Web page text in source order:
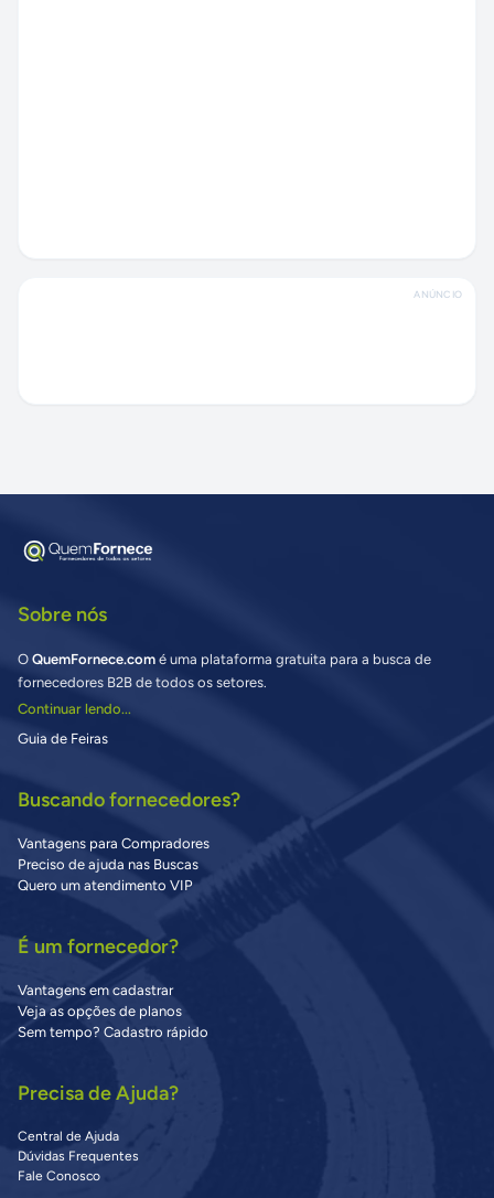
ANÚNCIO
Sobre nós
O QuemFornece.com é uma plataforma gratuita para a busca de
fornecedores B2B de todos os setores.
Continuar lendo...
Guia de Feiras
Buscando fornecedores?
Vantagens para Compradores
Preciso de ajuda nas Buscas
Quero um atendimento VIP
É um fornecedor?
Vantagens em cadastrar
Veja as opções de planos
Sem tempo? Cadastro rápido
Precisa de Ajuda?
Central de Ajuda
Dúvidas Frequentes
Fale Conosco